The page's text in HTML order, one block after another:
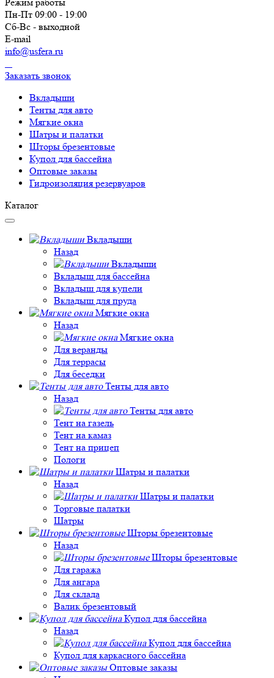
Пн-Пт 09:00 - 19:00
Сб-Вс - выходной
E-mail
info@usfera.ru
Заказать звонок
Вкладыши
Тенты для авто
Мягкие окна
Шатры и палатки
Шторы брезентовые
Купол для бассейна
Оптовые заказы
Гидроизоляция резервуаров
Каталог
Вкладыши
Назад
Вкладыши
Вкладыш для бассейна
Вкладыш для купели
Вкладыш для пруда
Мягкие окна
Назад
Мягкие окна
Для веранды
Для террасы
Для беседки
Тенты для авто
Назад
Тенты для авто
Тент на газель
Тент на камаз
Тент на прицеп
Пологи
Шатры и палатки
Назад
Шатры и палатки
Торговые палатки
Шатры
Шторы брезентовые
Назад
Шторы брезентовые
Для гаража
Для ангара
Для склада
Валик брезентовый
Купол для бассейна
Назад
Купол для бассейна
Купол для каркасного бассейна
Оптовые заказы